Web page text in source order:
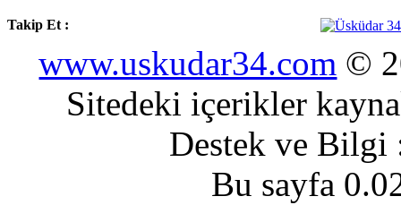
Takip Et :
www.uskudar34.com ©
Sitedeki içerikler
Destek ve
Bu sayfa